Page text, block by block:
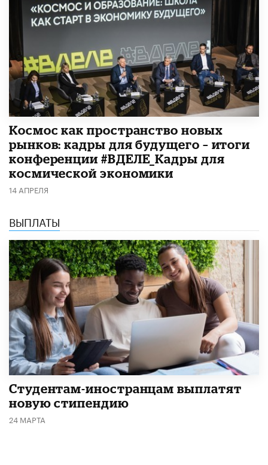
Космос как пространство новых
рынков: кадры для будущего – итоги
конференции #ВДЕЛЕ_Кадры для
космической экономики
14 АПРЕЛЯ
ВЫПЛАТЫ
Студентам-иностранцам выплатят
новую стипендию
24 МАРТА